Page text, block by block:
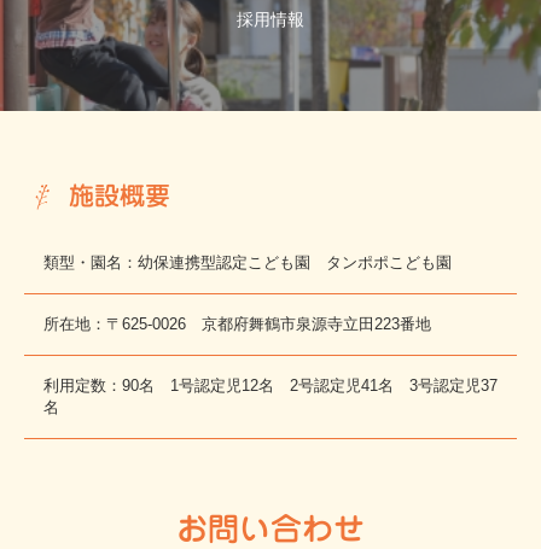
施設概要
類型・園名：幼保連携型認定こども園 タンポポこども園
所在地：〒625-0026 京都府舞鶴市泉源寺立田223番地
利用定数：90名 1号認定児12名 2号認定児41名 3号認定児37
名
お問い合わせ
採用情報